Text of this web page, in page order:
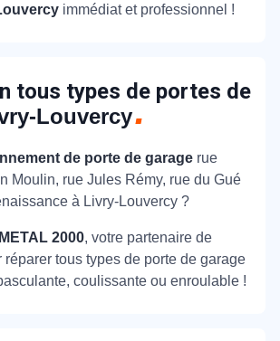
immédiat et professionnel !
tous types de portes de
Louvercy
de porte de garage rue
Moulin, rue Jules Rémy, rue du Gué
à Livry-Louvercy ?
METAL 2000, votre partenaire de
réparer tous types de porte de garage
coulissante ou enroulable !